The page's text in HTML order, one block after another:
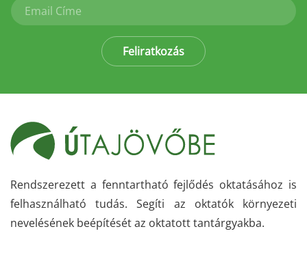
Feliratkozás
Rendszerezett a fenntartható fejlődés oktatásához is
felhasználható tudás. Segíti az oktatók környezeti
nevelésének beépítését az oktatott tantárgyakba.